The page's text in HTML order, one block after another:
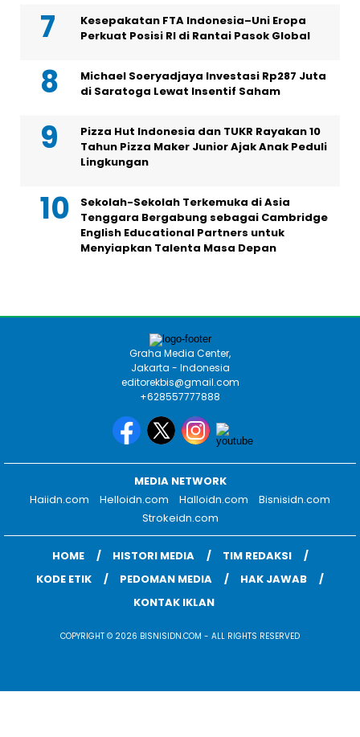
Kesepakatan FTA Indonesia–Uni Eropa
Perkuat Posisi RI di Rantai Pasok Global
Michael Soeryadjaya Investasi Rp287 Juta
di Saratoga Lewat Insentif Saham
Pizza Hut Indonesia dan TUKR Rayakan 10
Tahun Pizza Maker Junior Ajak Anak Peduli
Lingkungan
Sekolah-Sekolah Terkemuka di Asia
Tenggara Bergabung sebagai Cambridge
English Educational Partners untuk
Menyiapkan Talenta Masa Depan
Graha Media Center,
Jakarta - Indonesia
editorekbis@gmail.com
+628557777888
MEDIA NETWORK
Haiidn.com
Helloidn.com Halloidn.com
Bisnisidn.com
Strokeidn.com
HOME HISTORI MEDIA
TIM REDAKSI
KODE ETIK
PEDOMAN MEDIA
HAK JAWAB
KONTAK IKLAN
COPYRIGHT © 2026 BISNISIDN.COM - ALL RIGHTS RESERVED